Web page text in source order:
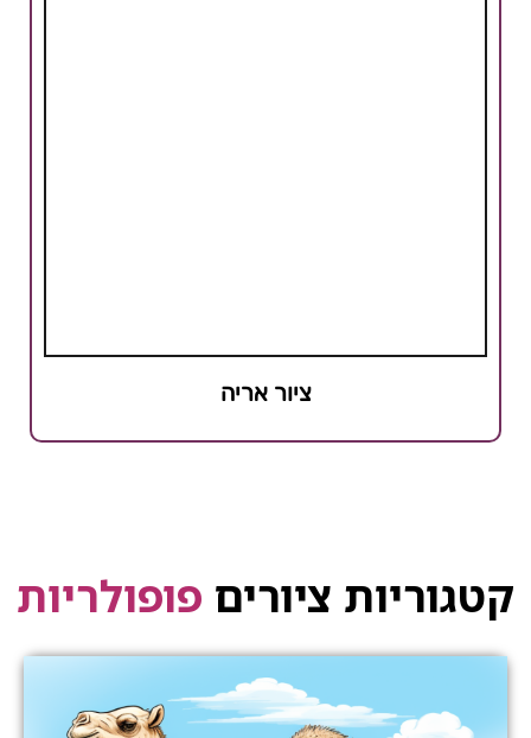
ציור אריה
קטגוריות ציורים פופולריות